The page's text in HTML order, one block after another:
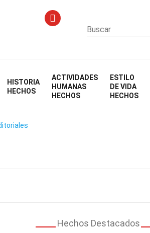
HISTORIA
HECHOS
ACTIVIDADES
HUMANAS
HECHOS
ESTILO
DE VIDA
HECHOS
Hechos Destacados